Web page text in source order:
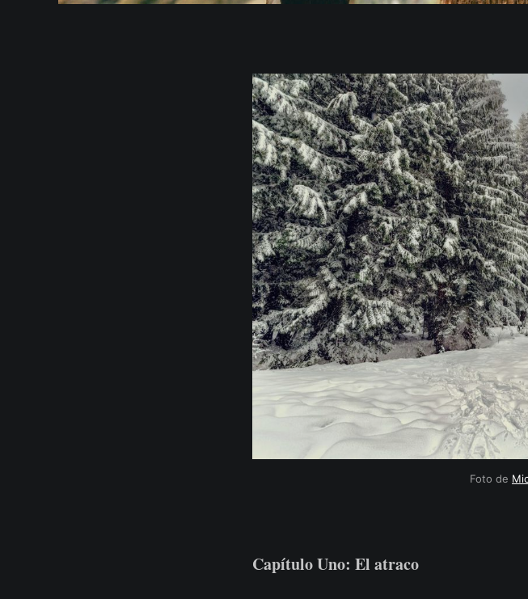
Foto de
Capítulo Uno: El atraco